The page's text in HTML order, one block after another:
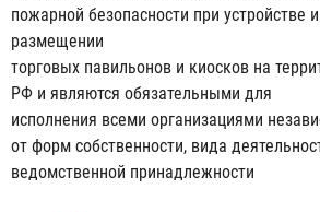
пожарной безопасности при устройстве и
размещении
торговых павильонов и киосков на
РФ и являются обязательными для
исполнения всеми организациями
от форм собственности, вида
ведомственной принадлежности